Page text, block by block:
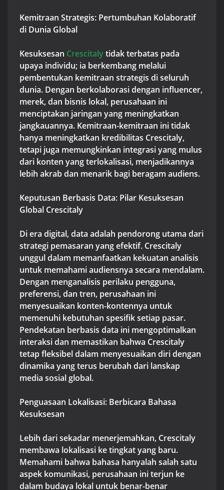
Kemitraan Strategis: Pertumbuhan Kolaboratif
di Dunia Global
Kesuksesan Crescitalytidak terbatas pada
upaya individu; ia berkembang melalui
pembentukan kemitraan strategis di seluruh
dunia. Dengan berkolaborasi dengan influencer,
merek, dan bisnis lokal, perusahaan ini
menciptakan jaringan yang meningkatkan
jangkauannya. Kemitraan-kemitraan ini tidak
hanya meningkatkan kredibilitas Crescitaly,
tetapi juga memungkinkan integrasi yang mulus
dari konten yang terlokalisasi, menjadikannya
lebih akrab dan menarik bagi beragam audiens.
Keputusan Berbasis Data: Pilar Kesuksesan
Global Crescitaly
Di era digital, data adalah pendorong utama dari
strategi pemasaran yang efektif. Crescitaly
unggul dalam memanfaatkan kekuatan analisis
untuk memahami audiensnya secara mendalam.
Dengan menganalisis perilaku pengguna,
preferensi, dan tren, perusahaan ini
menyesuaikan konten-kontennya untuk
memenuhi kebutuhan spesifik setiap pasar.
Pendekatan berbasis data ini mengoptimalkan
interaksi dan memastikan bahwa Crescitaly
tetap fleksibel dalam menyesuaikan diri dengan
dinamika yang terus berubah dari lanskap
media sosial global.
Penguasaan Lokalisasi: Berbicara Bahasa
Kesuksesan
Lebih dari sekadar menerjemahkan, Crescitaly
membawa lokalisasi ke tingkat yang baru.
Memahami bahwa bahasa hanyalah salah satu
aspek komunikasi, perusahaan ini terjun ke
dalam budaya lokal untuk benar-benar